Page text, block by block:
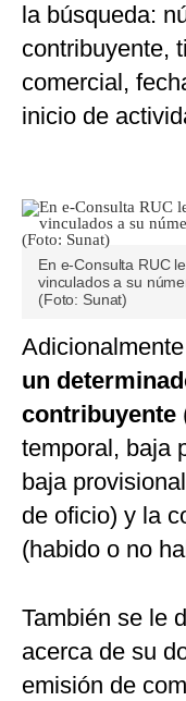
la búsqueda:
contribuyente,
comercial,
inicio de
En e-Consulta RUC
vinculados a su
(Foto: Sunat)
Adicionalmente
un
contribuyente
temporal, baja
baja
de oficio) y la
(habido o no
También se le
acerca de su
emisión de